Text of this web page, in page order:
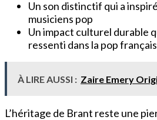
Un son distinctif qui a
musiciens pop
Un impact culturel durable
ressenti dans la pop
À LIRE AUSSI : Zaire Emery
L’héritage de Brant reste une